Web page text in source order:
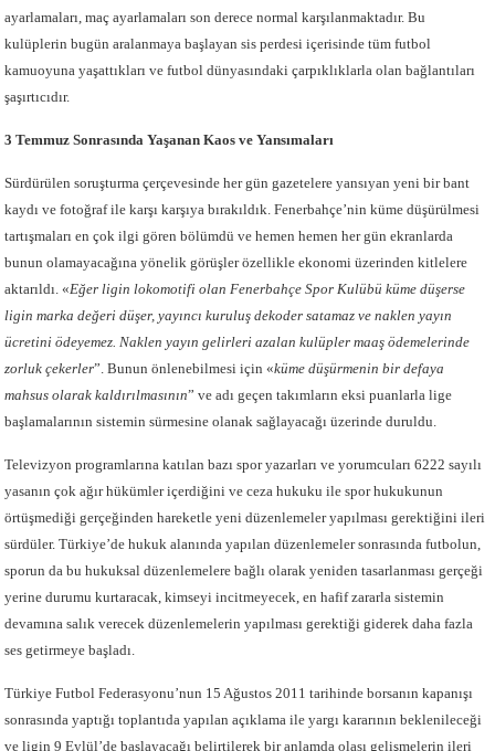
ayarlamaları, maç ayarlamaları son derece normal karşılanmaktadır. Bu
kulüplerin bugün aralanmaya başlayan sis perdesi içerisinde tüm futbol
kamuoyuna yaşattıkları ve futbol dünyasındaki çarpıklıklarla olan bağlantıları
şaşırtıcıdır.
3 Temmuz Sonrasında Yaşanan Kaos ve Yansımaları
Sürdürülen soruşturma çerçevesinde her gün gazetelere yansıyan yeni bir bant
kaydı ve fotoğraf ile karşı karşıya bırakıldık. Fenerbahçe’nin küme düşürülmesi
tartışmaları en çok ilgi gören bölümdü ve hemen hemen her gün ekranlarda
bunun olamayacağına yönelik görüşler özellikle ekonomi üzerinden kitlelere
aktarıldı. «Eğer ligin lokomotifi olan Fenerbahçe Spor Kulübü küme düşerse
ligin marka değeri düşer, yayıncı kuruluş dekoder satamaz ve naklen yayın
ücretini ödeyemez. Naklen yayın gelirleri azalan kulüpler maaş ödemelerinde
zorluk çekerler”. Bunun önlenebilmesi için «küme düşürmenin bir defaya
mahsus olarak kaldırılmasının” ve adı geçen takımların eksi puanlarla lige
başlamalarının sistemin sürmesine olanak sağlayacağı üzerinde duruldu.
Televizyon programlarına katılan bazı spor yazarları ve yorumcuları 6222 sayılı
yasanın çok ağır hükümler içerdiğini ve ceza hukuku ile spor hukukunun
örtüşmediği gerçeğinden hareketle yeni düzenlemeler yapılması gerektiğini ileri
sürdüler. Türkiye’de hukuk alanında yapılan düzenlemeler sonrasında futbolun,
sporun da bu hukuksal düzenlemelere bağlı olarak yeniden tasarlanması gerçeği
yerine durumu kurtaracak, kimseyi incitmeyecek, en hafif zararla sistemin
devamına salık verecek düzenlemelerin yapılması gerektiği giderek daha fazla
ses getirmeye başladı.
Türkiye Futbol Federasyonu’nun 15 Ağustos 2011 tarihinde borsanın kapanışı
sonrasında yaptığı toplantıda yapılan açıklama ile yargı kararının beklenileceği
ve ligin 9 Eylül’de başlayacağı belirtilerek bir anlamda olası gelişmelerin ileri